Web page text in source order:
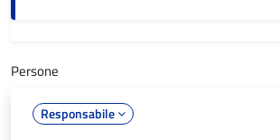
Persone
Responsabile